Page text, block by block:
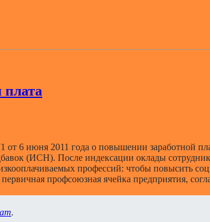
плата
6 июня 2011 года о повышении заработной
(ИСН). После индексации оклады
профессий: чтобы повысить
профсоюзная ячейка предприятия,
.